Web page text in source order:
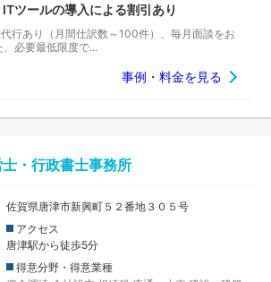
ITツールの導入による割引あり
行あり（月間仕訳数～100件）、毎月面談をお
必要最低限度で...
事例・料金を見る
・行政書士事務所
佐賀県唐津市新興町５２番地３０５号
アクセス
唐津駅から徒歩5分
得意分野・得意業種